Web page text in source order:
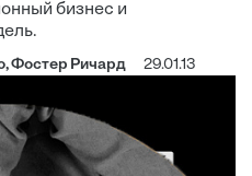
бизнес и
Фостер Ричард 29.01.13